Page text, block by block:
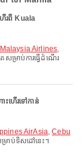
រពី Kuala
Malaysia Airlines,
រាប់ការធ្វើដំណើរ
ហើរទៅកាន់
AirAsia,Cebu
ាប់ទិសដៅនេះ។